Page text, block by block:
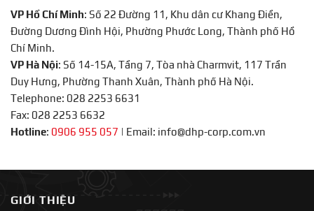
VP Hồ Chí Minh: Số 22 Đường 11, Khu dân cư Khang Điền,
Đường Dương Đình Hội, Phường Phước Long, Thành phố Hồ
Chí Minh.
VP Hà Nội: Số 14-15A, Tầng 7, Tòa nhà Charmvit, 117 Trần
Duy Hưng, Phường Thanh Xuân, Thành phố Hà Nội.
Telephone: 028 2253 6631
Fax: 028 2253 6632
Hotline: 0906 955 057 | Email: info@dhp-corp.com.vn
GIỚI THIỆU